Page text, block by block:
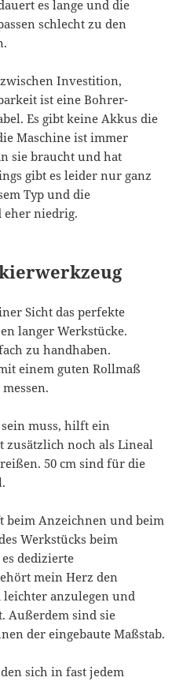
es lange und die
schlecht zu den
Investition,
ist eine Bohrer-
Es gibt keine Akkus die
Maschine ist immer
sie braucht und hat
gibt es leider nur ganz
Typ und die
eher niedrig.
Sicht das perfekte
langer Werkstücke.
zu handhaben.
einem guten Rollmaß
muss, hilft ein
zusätzlich noch als Lineal
50 cm sind für die
Anzeichnen und beim
Werkstücks beim
dedizierte
mein Herz den
anzulegen und
Außerdem sind sie
der eingebaute Maßstab.
sich in fast jedem